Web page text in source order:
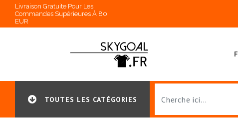
Livraison Gratuite Pour Les
Commandes Supérieures À 80
EUR
TOUTES LES CATÉGORIES